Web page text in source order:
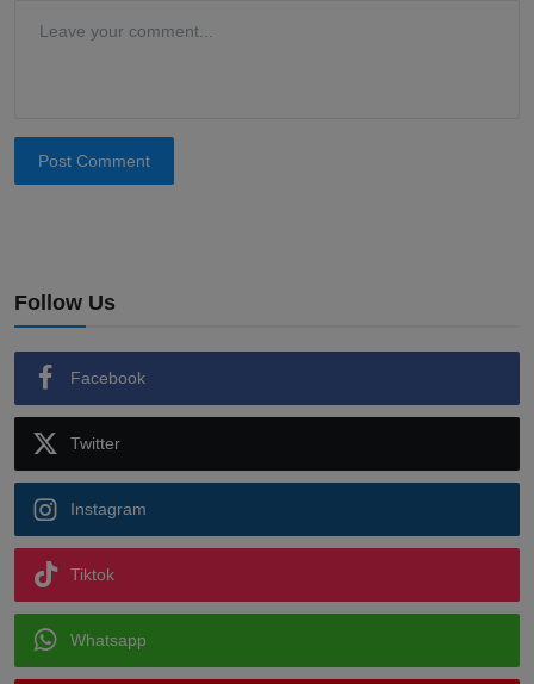
Post Comment
Follow Us
Facebook
Twitter
Instagram
Tiktok
Whatsapp